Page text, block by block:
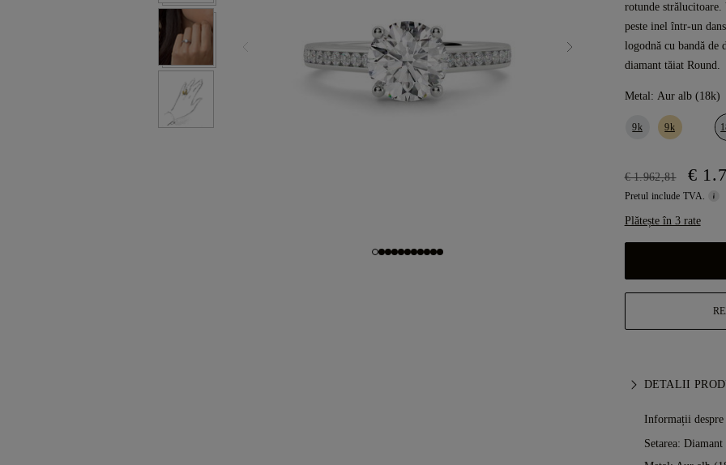
rotunde strălucitoare.
peste inel într-un
logodnă cu bandă de
diamant tăiat Round.
Metal: Aur alb (18k)
9k 9k
€ 1.962,81 €
Pretul include TVA.
Plătește în 3 rate
DETALII
Informații despre
Setarea: Diamant